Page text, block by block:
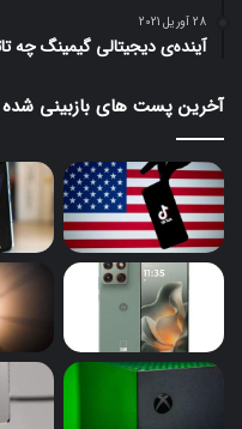
28 آوریل 2021
آینده‌ی دیجیتالی گیمینگ چه
آخرین پست های بازبینی شده